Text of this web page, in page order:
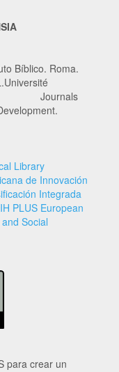
Bíblico. Roma.
Journals
Library
de Innovación
Integrada
PLUS European
Social
para crear un